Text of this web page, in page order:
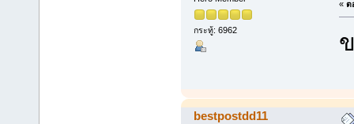
กระทู้: 6962
« ต
bestpostdd11